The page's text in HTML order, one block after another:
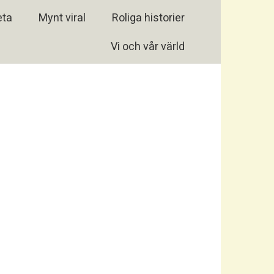
Mynt viral Roliga historier
Vi och vår värld